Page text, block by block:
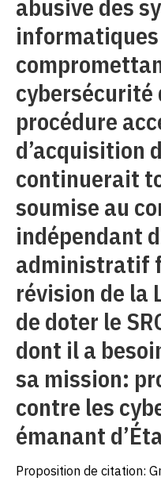
abusive des
cybersécurité
procédure
d’acquisition
continuerait
soumise au
indépendant
administratif
révision de la
de doter le
dont il a
sa mission:
contre les
émanant
Proposition de citation: